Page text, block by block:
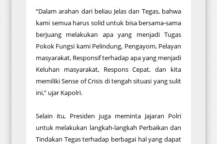
“Dalam arahan dari beliau Jelas dan Tegas, bahwa
kami semua harus solid untuk bisa bersama-sama
berjuang melakukan apa yang menjadi Tugas
Pokok Fungsi kami Pelindung, Pengayom, Pelayan
masyarakat, Responsif terhadap apa yang menjadi
Keluhan masyarakat, Respons Cepat, dan kita
memiliki Sense of Crisis di tengah situasi yang sulit
ini,” ujar Kapolri.
Selain itu, Presiden juga meminta Jajaran Polri
untuk melakukan langkah-langkah Perbaikan dan
Tindakan Tegas terhadap berbagai hal yang dapat